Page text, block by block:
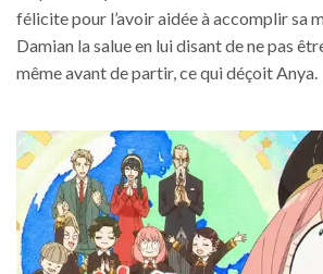
félicite pour l’avoir aidée à accomplir sa
Damian la salue en lui disant de ne pas
même avant de partir, ce qui déçoit Anya.